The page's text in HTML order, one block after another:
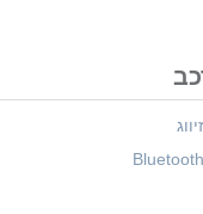
זיווג
Bluetooth